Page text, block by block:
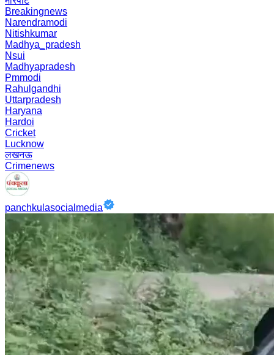
Breakingnews
Narendramodi
Nitishkumar
Madhya_pradesh
Nsui
Madhyapradesh
Pmmodi
Rahulgandhi
Uttarpradesh
Haryana
Hardoi
Cricket
Lucknow
लखनऊ
Crimenews
panchkulasocialmedia